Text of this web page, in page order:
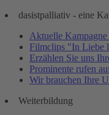
dasistpalliativ - eine
Aktuelle
Filmclips "In Liebe
Erzählen Sie uns
Prominente rufen
Wir brauchen Ihre
Weiterbildung